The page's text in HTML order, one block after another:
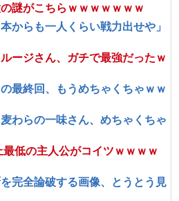
謎がこちらｗｗｗｗｗｗｗ
からも一人くらい戦力出せや」
ージさん、ガチで最強だったｗ
最終回、もうめちゃくちゃｗｗ
わらの一味さん、めちゃくちゃ
最低の主人公がコイツｗｗｗｗ
完全論破する画像、とうとう見